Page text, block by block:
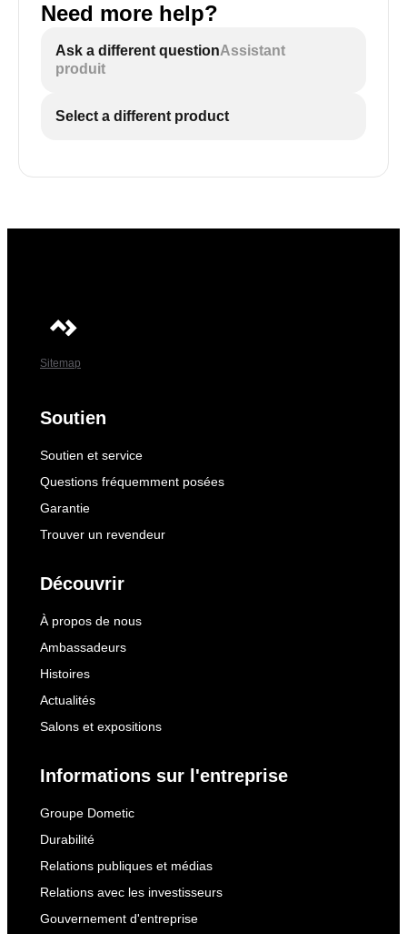
Need more help?
Ask a different questionAssistant
produit
Select a different product
Sitemap
Soutien
Soutien et service
Questions fréquemment posées
Garantie
Trouver un revendeur
Découvrir
À propos de nous
Ambassadeurs
Histoires
Actualités
Salons et expositions
Informations sur l'entreprise
Groupe Dometic
Durabilité
Relations publiques et médias
Relations avec les investisseurs
Gouvernement d'entreprise